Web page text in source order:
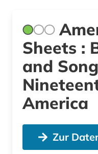
Sheets :
and
America
Zur